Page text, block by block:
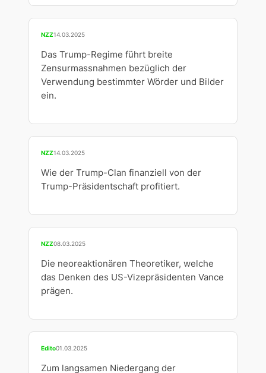
NZZ14.03.2025
Das Trump-Regime führt breite
Zensurmassnahmen bezüglich der
Verwendung bestimmter Wörder und Bilder
ein.
NZZ14.03.2025
Wie der Trump-Clan finanziell von der
Trump-Präsidentschaft profitiert.
NZZ08.03.2025
Die neoreaktionären Theoretiker, welche
das Denken des US-Vizepräsidenten Vance
prägen.
Edito01.03.2025
Zum langsamen Niedergang der